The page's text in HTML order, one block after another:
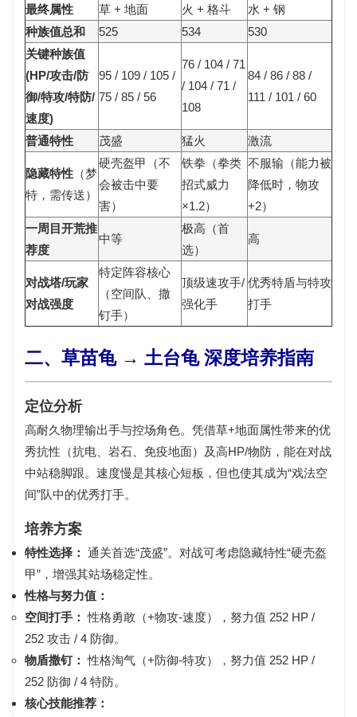
最终属性
草 + 地面 火 + 格斗
水 + 钢
种族值总和
525 534
530
关键种族值
(HP/攻击/防
御/特攻/特防/
速度)
95 / 109 / 105 /
75 / 85 / 56
76 / 104 / 71
/ 104 / 71 /
108
84 / 86 / 88 /
111 / 101 / 60
普通特性 茂盛 猛火 激流
隐藏特性 （梦
特，需传送）
硬壳盔甲
（不
会被击中要
害）
铁拳 （拳类
招式威力
×1.2）
不服输 （能力被
降低时，物攻
+2）
一周目开荒推
荐度
中等
极高（首
选）
高
对战塔/玩家
对战强度
特定阵容核心
（空间队、撒
钉手）
顶级速攻手/
强化手
优秀特盾与特攻
打手
二、草苗龟 → 土台龟 深度培养指南
定位分析
高耐久物理输出手与控场角色。凭借草+地面属性带来的优
秀抗性（抗电、岩石、免疫地面）及高HP/物防，能在对战
中站稳脚跟。速度慢是其核心短板，但也使其成为“戏法空
间”队中的优秀打手。
培养方案
特性选择： 通关首选“茂盛”。对战可考虑隐藏特性“硬壳盔
甲”，增强其站场稳定性。
性格与努力值：
空间打手： 性格勇敢（+物攻-速度） ，努力值 252 HP /
252 攻击 / 4 防御。
物盾撒钉： 性格淘气（+防御-特攻） ，努力值 252 HP /
252 防御 / 4 特防。
核心技能推荐：